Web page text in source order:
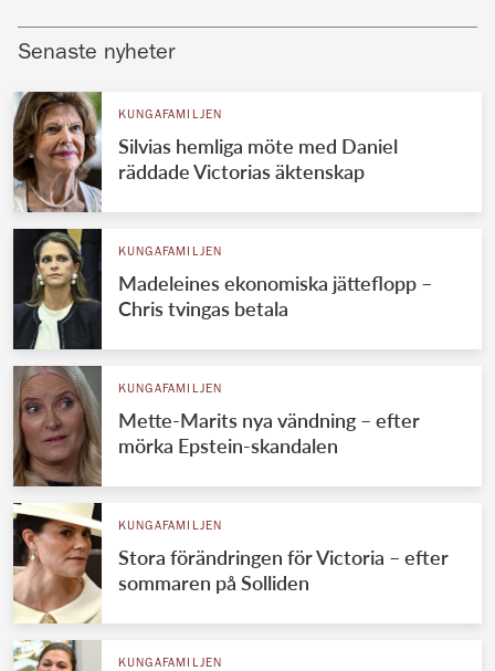
Senaste nyheter
KUNGAFAMILJEN
Silvias hemliga möte med Daniel
räddade Victorias äktenskap
KUNGAFAMILJEN
Madeleines ekonomiska jätteflopp –
Chris tvingas betala
KUNGAFAMILJEN
Mette-Marits nya vändning – efter
mörka Epstein-skandalen
KUNGAFAMILJEN
Stora förändringen för Victoria – efter
sommaren på Solliden
KUNGAFAMILJEN